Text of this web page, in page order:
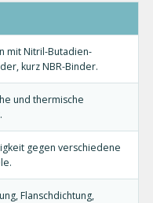
mit Nitril-Butadien-
kurz NBR-Binder.
und thermische
gegen verschiedene
Flanschdichtung,